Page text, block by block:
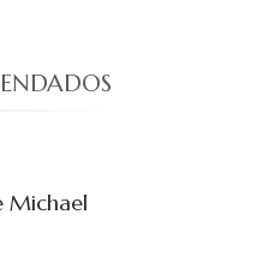
Michael